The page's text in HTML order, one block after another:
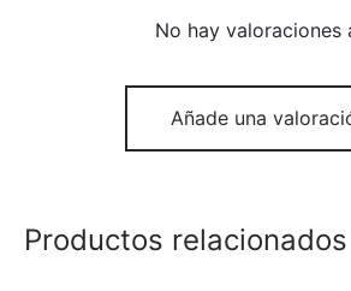
No hay valoraciones
Añade una
Productos relacionados